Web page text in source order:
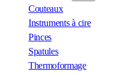
Couteaux
Instruments à cire
Pinces
Spatules
Thermoformage